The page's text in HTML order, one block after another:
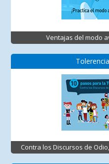
Ventajas del modo
Contra los Discursos de